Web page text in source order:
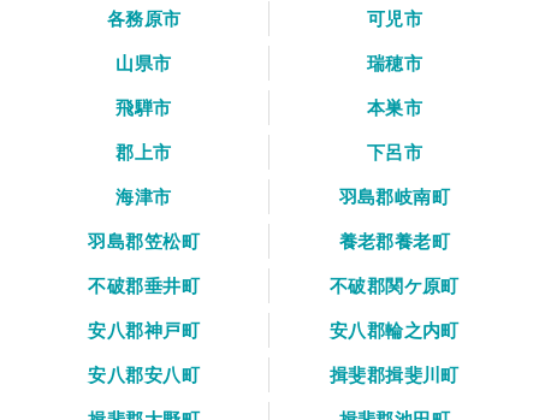
各務原市
可児市
山県市
瑞穂市
飛騨市
本巣市
郡上市
下呂市
海津市
羽島郡岐南町
羽島郡笠松町
養老郡養老町
不破郡垂井町
不破郡関ケ原町
安八郡神戸町
安八郡輪之内町
安八郡安八町
揖斐郡揖斐川町